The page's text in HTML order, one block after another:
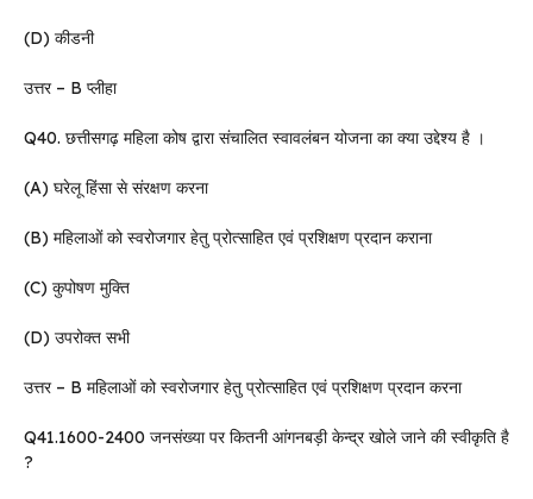
(D) कीडनी
उत्तर – B प्लीहा
Q40. छत्तीसगढ़ महिला कोष द्वारा संचालित स्वावलंबन योजना का क्या उद्देश्य है ।
(A) घरेलू हिंसा से संरक्षण करना
(B) महिलाओं को स्वरोजगार हेतु प्रोत्साहित एवं प्रशिक्षण प्रदान कराना
(C) कुपोषण मुक्ति
(D) उपरोक्त सभी
उत्तर – B महिलाओं को स्वरोजगार हेतु प्रोत्साहित एवं प्रशिक्षण प्रदान करना
Q41.1600-2400 जनसंख्या पर कितनी आंगनबड़ी केन्द्र खोले जाने की स्वीकृति है
?